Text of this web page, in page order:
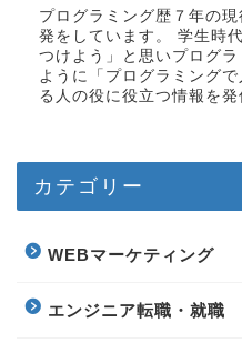
プログラミング歴７年の
発をしています。 学生時
つけよう」と思いプログ
ように「プログラミング
る人の役に役立つ情報を発
カテゴリー
WEBマーケティング
エンジニア転職・就職